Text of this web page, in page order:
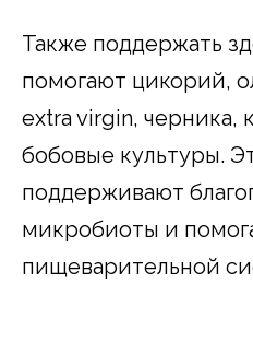
Также поддержать
помогают цикорий,
extra virgin, черника,
бобовые культуры.
поддерживают
микробиоты и
пищеварительной